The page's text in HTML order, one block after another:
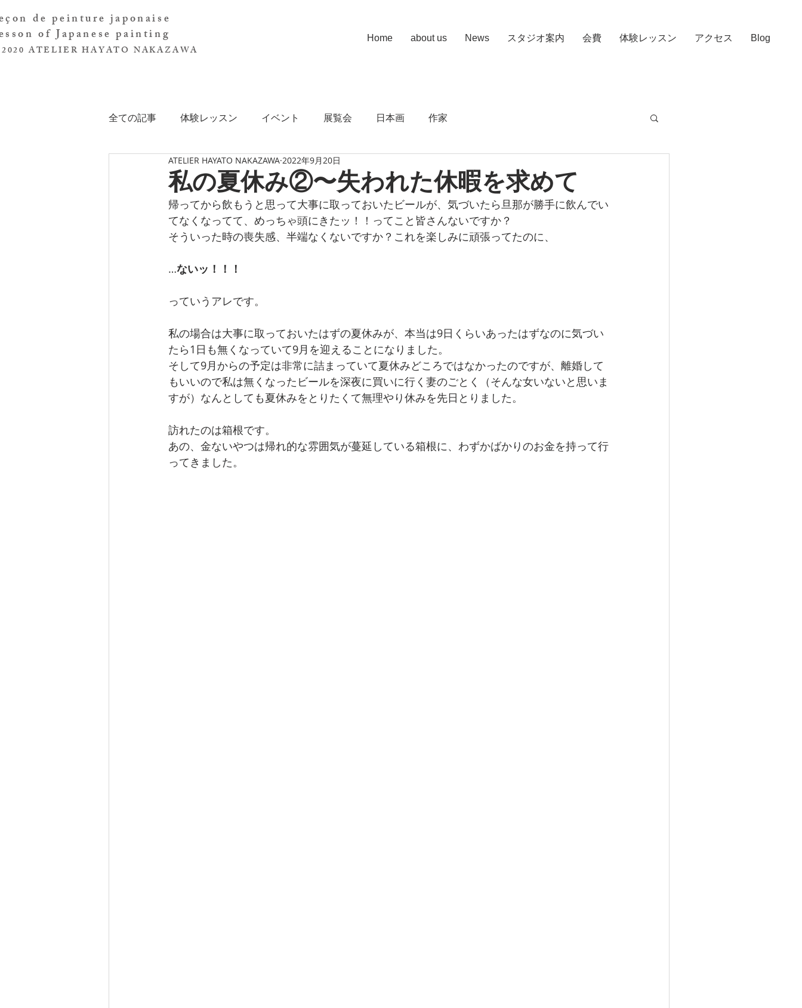
de peinture japonaise
of Japanese painting
ATELIER HAYATO NAKAZAWA
Home about us News スタジオ案内 会費 体験レッスン アクセス Blog
全ての記事 体験レッスン イベント 展覧会 日本画 作家
私の夏休み②〜失われた休暇を求めて
ATELIER HAYATO NAKAZAWA 2022年9月20日
帰ってから飲もうと思って大事に取っておいたビールが、気づいたら旦那が勝手に飲んでい
てなくなってて、めっちゃ頭にきたッ！！ってこと皆さんないですか？
そういった時の喪失感、半端なくないですか？これを楽しみに頑張ってたのに、
…ないッ！！！
っていうアレです。
私の場合は大事に取っておいたはずの夏休みが、本当は9日くらいあったはずなのに気づい
たら1日も無くなっていて9月を迎えることになりました。
そして9月からの予定は非常に詰まっていて夏休みどころではなかったのですが、離婚して
もいいので私は無くなったビールを深夜に買いに行く妻のごとく（そんな女いないと思いま
すが）なんとしても夏休みをとりたくて無理やり休みを先日とりました。
訪れたのは箱根です。
あの、金ないやつは帰れ的な雰囲気が蔓延している箱根に、わずかばかりのお金を持って行
ってきました。